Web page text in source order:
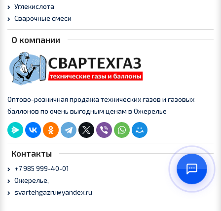
Углекислота
Сварочные смеси
О компании
Оптово-розничная продажа технических газов и газовых
баллонов по очень выгодным ценам в Ожерелье
Контакты
+7 985 999-40-01
Ожерелье,
svartehgazru@yandex.ru